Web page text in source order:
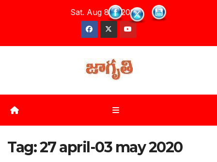
Sat. Aug 8th, 2026
Tag:27 april-03 may 2020